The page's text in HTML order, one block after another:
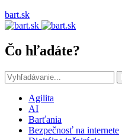
bart.sk
Čo hľadáte?
Agilita
AI
Barťania
Bezpečnosť na internete